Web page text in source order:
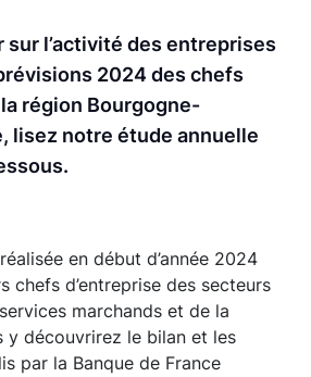
sur l’activité des entreprises
2024 des chefs
région Bourgogne-
lisez notre étude annuelle
en début d’année 2024
chefs d’entreprise des secteurs
marchands et de la
y découvrirez le bilan et les
par la Banque de France